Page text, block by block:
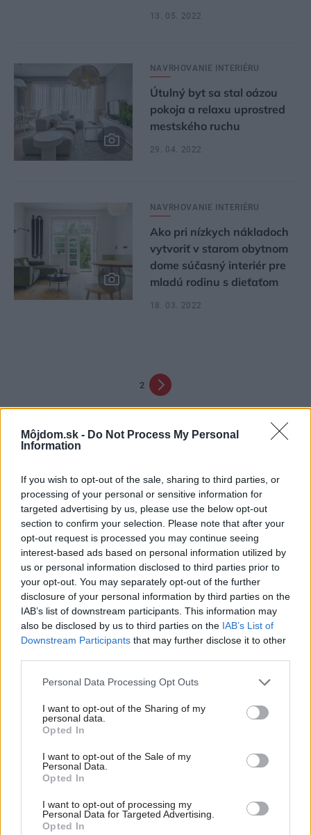
Môjdom.sk - Do Not Process My Personal
Information
If you wish to opt-out of the sale, sharing to third parties, or
processing of your personal or sensitive information for
targeted advertising by us, please use the below opt-out
section to confirm your selection. Please note that after your
opt-out request is processed you may continue seeing
interest-based ads based on personal information utilized by
us or personal information disclosed to third parties prior to
your opt-out. You may separately opt-out of the further
disclosure of your personal information by third parties on the
IAB’s list of downstream participants. This information may
also be disclosed by us to third parties on the IAB’s List of
Downstream Participants that may further disclose it to other
Please note that this website/app uses one or more Google
not limited to your visit or usage behaviour. You may click to
grant or deny consent to Google and its third-party tags to
use your data for below specified purposes in below Google
consent section.
Personal Data Processing Opt Outs
I want to opt-out of the Sharing of my
personal data.
Opted In
I want to opt-out of the Sale of my
Personal Data.
Opted In
I want to opt-out of processing my
Personal Data for Targeted Advertising.
Opted In
13. 05. 2022
NAVRHOVANIE INTERIÉRU
Útulný byt sa stal oázou
pokoja a relaxu uprostred
mestského ruchu
29. 04. 2022
NAVRHOVANIE INTERIÉRU
Ako pri nízkych nákladoch
vytvoriť v starom obytnom
dome súčasný interiér pre
mladú rodinu s dieťaťom
18. 03. 2022
2
Najčítanejšie Za týždeň Za mesiac
Deti odrástli, rodičia majú bývanie presne podľa
seba. V novom dome je všetko pre ich život i
návštevy vnúčat
K bytu ladili aj škáry v obklade. Majitelia zbúrali
stereotyp, bývanie vyzerá ako z filmov svojského
Kedysi boli veľkým trendom, dnes sa im radšej
zastaralou
Žije pri lese, chová sliepky a uspáva ju rieka.
ako malý raj
majitelia v ňom majú dosť súkromia aj miesto pre
spoločný čas